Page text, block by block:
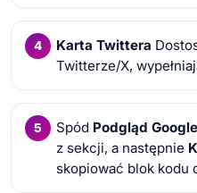
Karta Twittera
Twitterze/X,
Spód Podgląd Google
z sekcji, a następnie
skopiować blok kodu